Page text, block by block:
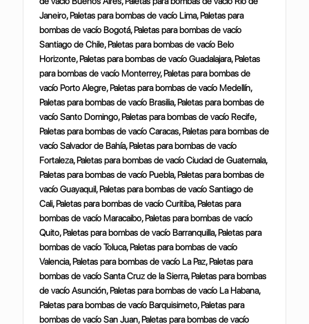
Janeiro, Paletas para bombas de vacío Lima, Paletas para
bombas de vacío Bogotá, Paletas para bombas de vacío
Santiago de Chile, Paletas para bombas de vacío Belo
Horizonte, Paletas para bombas de vacío Guadalajara, Paletas
para bombas de vacío Monterrey, Paletas para bombas de
vacío Porto Alegre, Paletas para bombas de vacío Medellín,
Paletas para bombas de vacío Brasilia, Paletas para bombas de
vacío Santo Domingo, Paletas para bombas de vacío Recife,
Paletas para bombas de vacío Caracas, Paletas para bombas de
vacío Salvador de Bahía, Paletas para bombas de vacío
Fortaleza, Paletas para bombas de vacío Ciudad de Guatemala,
Paletas para bombas de vacío Puebla, Paletas para bombas de
vacío Guayaquil, Paletas para bombas de vacío Santiago de
Cali, Paletas para bombas de vacío Curitiba, Paletas para
bombas de vacío Maracaibo, Paletas para bombas de vacío
Quito, Paletas para bombas de vacío Barranquilla, Paletas para
bombas de vacío Toluca, Paletas para bombas de vacío
Valencia, Paletas para bombas de vacío La Paz, Paletas para
bombas de vacío Santa Cruz de la Sierra, Paletas para bombas
de vacío Asunción, Paletas para bombas de vacío La Habana,
Paletas para bombas de vacío Barquisimeto, Paletas para
bombas de vacío San Juan, Paletas para bombas de vacío